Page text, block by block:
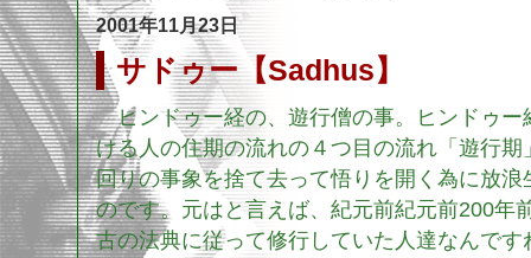
2001年11月23日
サドゥー【Sadhus】
ヒンドゥー経の、遊行僧の事。ヒンドゥー
ける人の住期の流れの４つ目の流れ「遊行
回りの事象を捨て去って悟りを開く為に放
のです。元はと言えば、紀元前紀元前200年
古の法典に従って修行していた人達なんで